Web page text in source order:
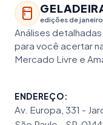
edições de janeiro
Análises
para você acertar
Mercado Livre e
ENDEREÇO:
Av. Europa, 331 -